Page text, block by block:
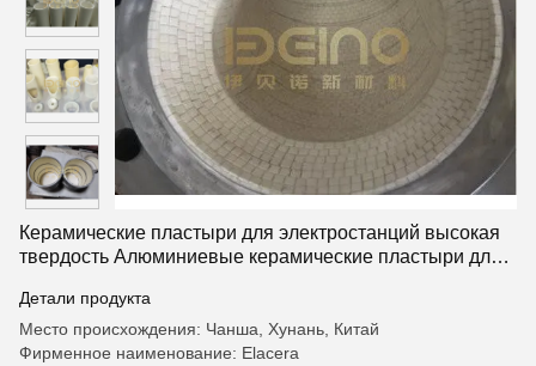
Керамические пластыри для электростанций высокая
твердость Алюминиевые керамические пластыри для
Детали продукта
Место происхождения: Чанша, Хунань, Китай
Фирменное наименование: Elacera